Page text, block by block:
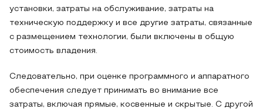
установки, затраты на обслуживание, затраты на
техническую поддержку и все другие затраты, связанные
с размещением технологии, были включены в общую
стоимость владения.
Следовательно, при оценке программного и аппаратного
обеспечения следует принимать во внимание все
затраты, включая прямые, косвенные и скрытые. С другой